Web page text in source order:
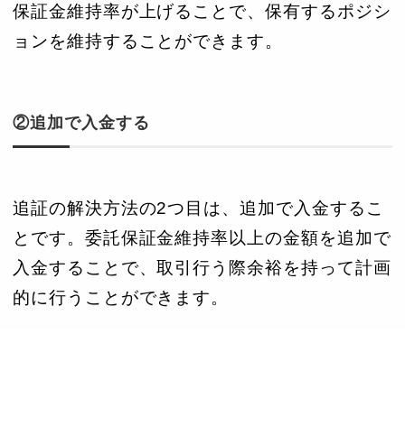
保証金維持率が上げることで、保有するポジシ
ョンを維持することができます。
②追加で入金する
追証の解決方法の2つ目は、追加で入金するこ
とです。委託保証金維持率以上の金額を追加で
入金することで、取引行う際余裕を持って計画
的に行うことができます。